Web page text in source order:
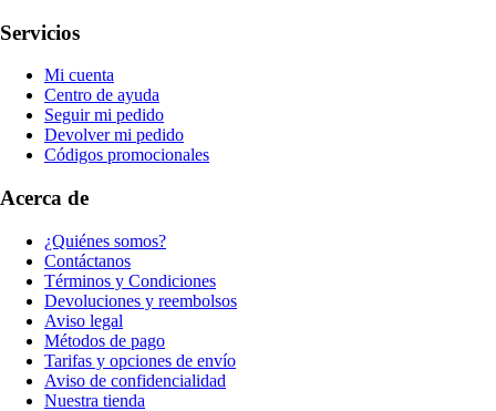
Servicios
Mi cuenta
Centro de ayuda
Seguir mi pedido
Devolver mi pedido
Códigos promocionales
Acerca de
¿Quiénes somos?
Contáctanos
Términos y Condiciones
Devoluciones y reembolsos
Aviso legal
Métodos de pago
Tarifas y opciones de envío
Aviso de confidencialidad
Nuestra tienda